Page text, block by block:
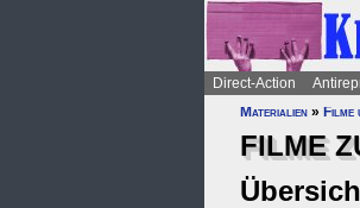
Direct-Action
Materialien » Filme
FILME